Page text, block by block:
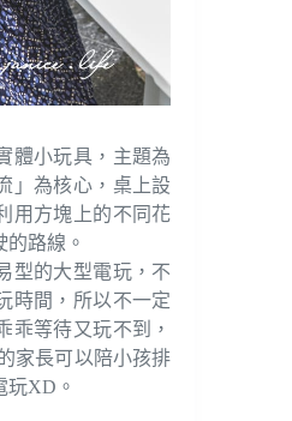
體小玩具，主題為
」為核心，桌上設
用方塊上的不同花
路線。
型的大型電玩，不
時間，所以不一定
乖等待又玩不到，
家長可以陪小孩排
玩XD。